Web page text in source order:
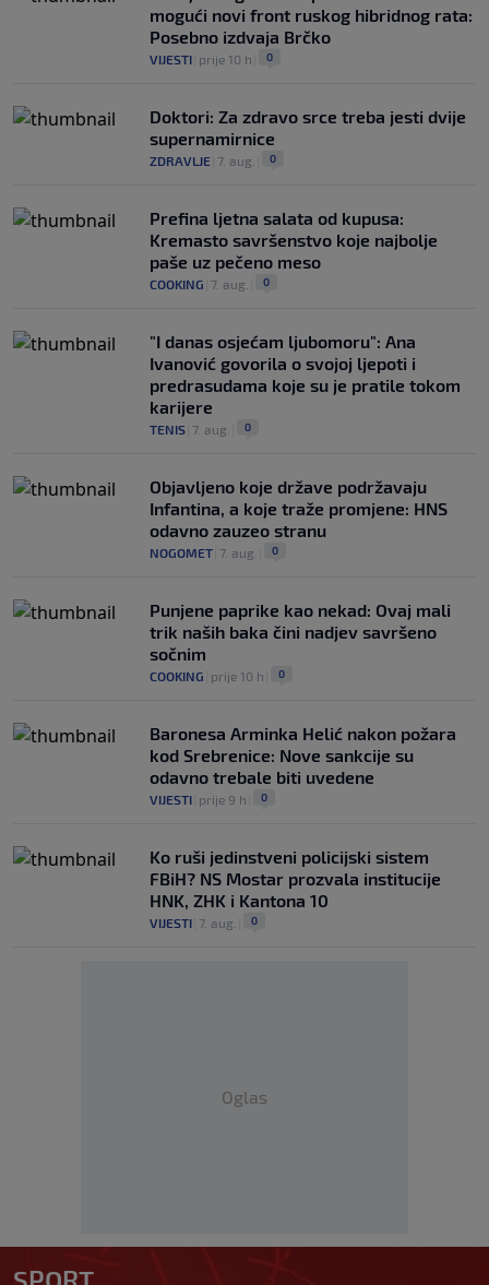
mogući novi front ruskog hibridnog rata:
Posebno izdvaja Brčko
VIJESTI prije 10 h 0
Doktori: Za zdravo srce treba jesti dvije
supernamirnice
ZDRAVLJE 7. aug. 0
Prefina ljetna salata od kupusa:
Kremasto savršenstvo koje najbolje
paše uz pečeno meso
COOKING 7. aug. 0
"I danas osjećam ljubomoru": Ana
Ivanović govorila o svojoj ljepoti i
predrasudama koje su je pratile tokom
karijere
TENIS 7. aug. 0
Objavljeno koje države podržavaju
Infantina, a koje traže promjene: HNS
odavno zauzeo stranu
NOGOMET 7. aug. 0
Punjene paprike kao nekad: Ovaj mali
trik naših baka čini nadjev savršeno
sočnim
COOKING prije 10 h 0
Baronesa Arminka Helić nakon požara
kod Srebrenice: Nove sankcije su
odavno trebale biti uvedene
VIJESTI prije 9 h 0
Ko ruši jedinstveni policijski sistem
FBiH? NS Mostar prozvala institucije
HNK, ZHK i Kantona 10
VIJESTI 7. aug. 0
Oglas